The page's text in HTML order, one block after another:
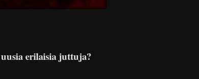
erilaisia juttuja?